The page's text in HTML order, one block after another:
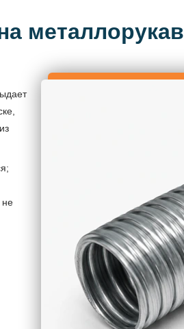
металлорукав
не